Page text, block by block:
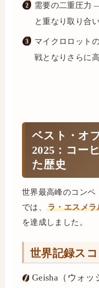
需要の二重圧力
と重なり取り合い
マイクロロット
戦となりさらに高
ベスト・オ
2025：コー
た歴史
世界最高峰のコンペ
では、ラ・エスメラ
を達成しました。
世界記録ス
Geisha（ウォッ